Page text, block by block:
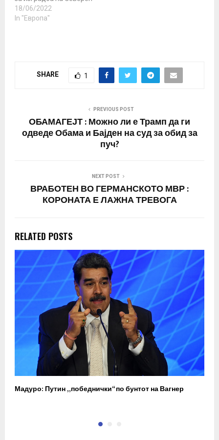
направени убедлив
пробив во
тек 2. Според
поранешната
кога Русија ја започна
балтичкиот гасовод и во
таа…
18/06/2022
In "Европа"
SHARE 1
PREVIOUS POST
ОБАМАГЕЈТ : Можно ли е Трамп да ги
одведе Обама и Бајден на суд за обид за
пуч?
NEXT POST
ВРАБОТЕН ВО ГЕРМАНСКОТО МВР :
КОРОНАТА Е ЛАЖНА ТРЕВОГА
RELATED POSTS
Мадуро: Путин „победнички“ по бунтот на Вагнер